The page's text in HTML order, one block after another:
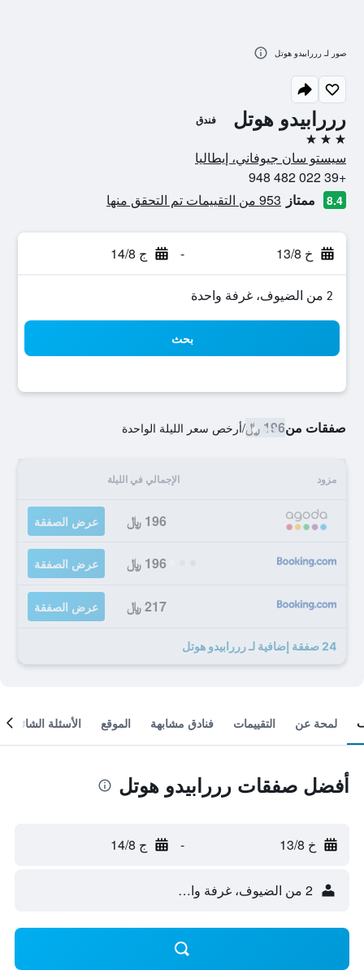
رررابيدو هوتل فندق
3 نجوم
سيستو سان جيوفاني، إيطاليا
+39 022 482 948
8.4 ممتاز 953 من التقييمات تم التحقق منها
خ 13/8 - ج 14/8
2 من الضيوف، غرفة واحدة
بحث
صفقات من196 ﷼ /أرخص سعر الليلة الواحدة
مزود الإجمالي في الليلة
196 ﷼ عرض الصفقة
196 ﷼ عرض الصفقة
217 ﷼ عرض الصفقة
24 صفقة إضافية لـ رررابيدو هوتل
صور لـ رررابيدو هوتل
لمحة عن التقييمات فنادق مشابهة الموقع الأسئلة الشائعة
أفضل صفقات رررابيدو هوتل
خ 13/8 - ج 14/8
2 من الضيوف، غرفة واحدة